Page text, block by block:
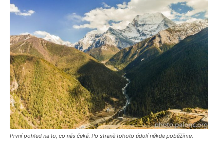
První pohled na to, co nás čeká. Po straně tohoto údolí někde poběžíme.